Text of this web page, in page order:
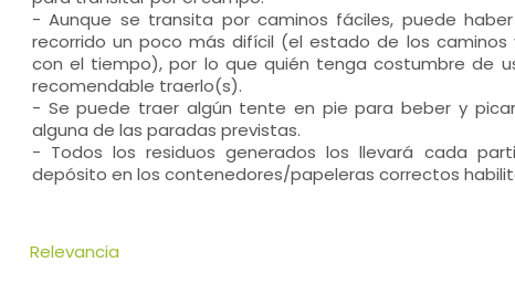
- Aunque se transita por caminos fáciles, puede
recorrido un poco más difícil (el estado de los caminos
con el tiempo), por lo que quién tenga costumbre de
recomendable traerlo(s).
- Se puede traer algún tente en pie para beber y
alguna de las paradas previstas.
- Todos los residuos generados los llevará cada
depósito en los contenedores/papeleras correctos
Relevancia